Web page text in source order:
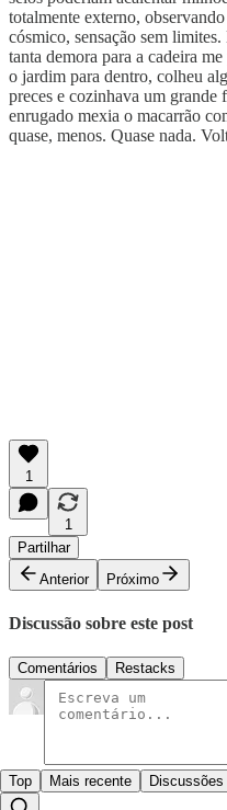
totalmente externo,
cósmico, sensação sem
tanta demora para a cadeira
o jardim para dentro, colheu
preces e cozinhava um
enrugado mexia o macarrão
quase, menos. Quase nada.
1
1
Partilhar
Anterior
Próximo
Discussão sobre este post
Comentários Restacks
Top Mais recente Discussões